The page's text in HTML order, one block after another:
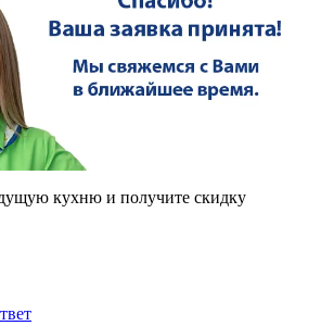
кухню и получите скидку